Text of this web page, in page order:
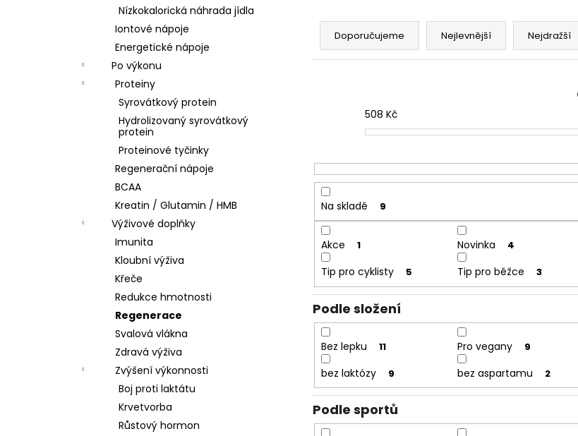
Nízkokalorická náhrada jídla
Iontové nápoje
Energetické nápoje
Po výkonu
Proteiny
Syrovátkový protein
Hydrolizovaný syrovátkový
protein
Proteinové tyčinky
Regenerační nápoje
BCAA
Kreatin / Glutamin / HMB
Výživové doplňky
Imunita
Kloubní výživa
Křeče
Redukce hmotnosti
Regenerace
Svalová vlákna
Zdravá výživa
Zvýšení výkonnosti
Boj proti laktátu
Krvetvorba
Růstový hormon
Ř
z
o
d
u
k
ů
Doporučujeme Nejlevnější Nejdražší
508 Kč
Na skladě 9
Akce 1 Novinka 4
Tip pro cyklisty 5 Tip pro běžce 3
Podle složení
Bez lepku 11 Pro vegany 9
bez laktózy 9 bez aspartamu 2
Podle sportů